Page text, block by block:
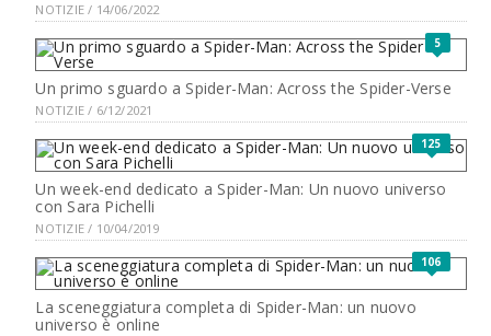
NOTIZIE / 14/06/2022
5
Un primo sguardo a Spider-Man: Across the Spider-Verse
NOTIZIE / 6/12/2021
125
Un week-end dedicato a Spider-Man: Un nuovo universo
con Sara Pichelli
NOTIZIE / 10/04/2019
106
La sceneggiatura completa di Spider-Man: un nuovo
universo è online